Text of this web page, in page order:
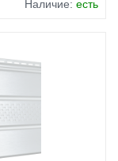
Наличие: есть